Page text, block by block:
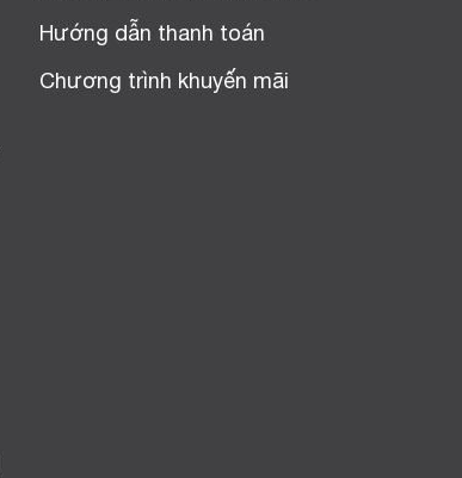
Hướng dẫn thanh toán
Chương trình khuyến mãi